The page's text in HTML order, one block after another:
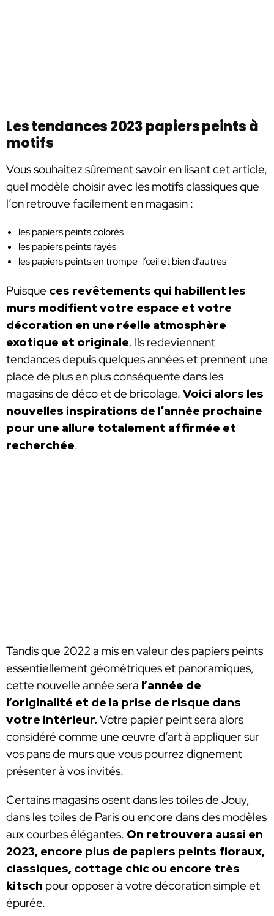
Les tendances 2023 papiers peints à
motifs
Vous souhaitez sûrement savoir en lisant cet article,
quel modèle choisir avec les motifs classiques que
l’on retrouve facilement en magasin :
les papiers peints colorés
les papiers peints rayés
les papiers peints en trompe-l’œil et bien d’autres
Puisque ces revêtements qui habillent les
murs modifient votre espace et votre
décoration en une réelle atmosphère
exotique et originale. Ils redeviennent
tendances depuis quelques années et prennent une
place de plus en plus conséquente dans les
magasins de déco et de bricolage. Voici alors les
nouvelles inspirations de l’année prochaine
pour une allure totalement affirmée et
recherchée.
Tandis que 2022 a mis en valeur des papiers peints
essentiellement géométriques et panoramiques,
cette nouvelle année sera l’année de
l’originalité et de la prise de risque dans
votre intérieur. Votre papier peint sera alors
considéré comme une œuvre d’art à appliquer sur
vos pans de murs que vous pourrez dignement
présenter à vos invités.
Certains magasins osent dans les toiles de Jouy,
dans les toiles de Paris ou encore dans des modèles
aux courbes élégantes. On retrouvera aussi en
2023, encore plus de papiers peints floraux,
classiques, cottage chic ou encore très
kitsch pour opposer à votre décoration simple et
épurée.